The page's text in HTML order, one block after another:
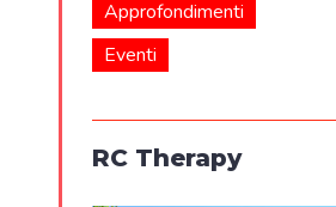
Approfondimenti
Eventi
RC Therapy